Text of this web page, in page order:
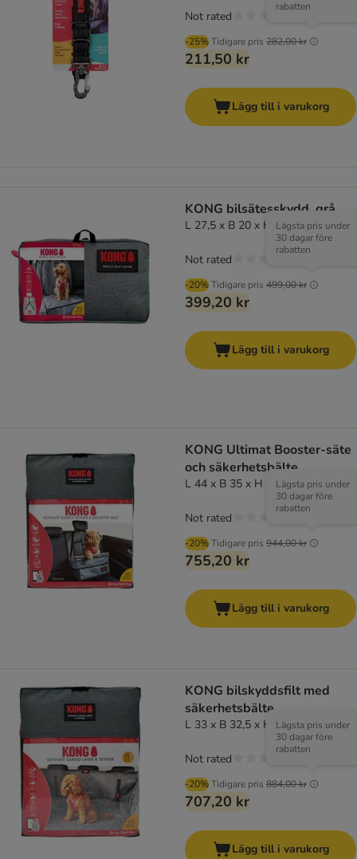
-25%Tidigare pris 282,00 kr
rabatten
211,50 kr
Not rated
Lägg till i varukorg
KONG bilsätesskydd, grå
L 27,5 x B 20 x H 6,5 cm
-20%Tidigare pris 499,00 kr
Lägsta pris under
30 dagar före
rabatten
399,20 kr
Not rated
Lägg till i varukorg
KONG Ultimat Booster-säte
och säkerhetsbälte
L 44 x B 35 x H 7 cm
-20%Tidigare pris 944,00 kr
Lägsta pris under
30 dagar före
rabatten
755,20 kr
Not rated
Lägg till i varukorg
KONG bilskyddsfilt med
säkerhetsbälte
L 33 x B 32,5 x H 10,5 cm
-20%Tidigare pris 884,00 kr
Lägsta pris under
30 dagar före
rabatten
707,20 kr
Not rated
Lägg till i varukorg